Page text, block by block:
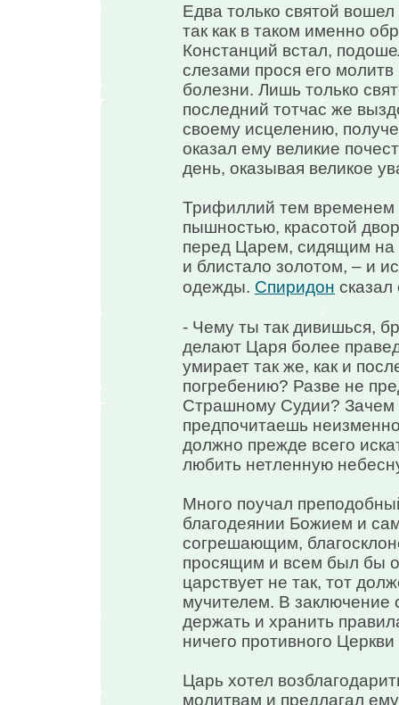
Едва только святой
так как в таком именно
Констанций встал,
слезами прося его
болезни. Лишь только
последний тотчас же
своему исцелению,
оказал ему великие
день, оказывая великое
Трифиллий тем временем
пышностью, красотой
перед Царем, сидящим на
и блистало золотом, – и
одежды. Спиридон сказал
- Чему ты так дивишься,
делают Царя более
умирает так же, как и
погребению? Разве не
Страшному Судии? Зачем
предпочитаешь
должно прежде всего
любить нетленную
Много поучал
благодеянии Божием и
согрешающим,
просящим и всем был бы
царствует не так, тот
мучителем. В заключение
держать и хранить
ничего противного
Царь хотел
молитвам и предлагал